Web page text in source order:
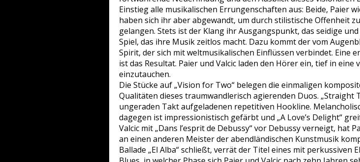
Einstieg alle musikalischen Errungenschaften aus: Beide, Paier
haben sich ihr aber abgewandt, um durch stilistische Offenheit
gelangen. Stets ist der Klang ihr Ausgangspunkt, das seidige
Spiel, das ihre Musik zeitlos macht. Dazu kommt der vom
Spirit, der sich mit weltmusikalischen Einflüssen verbindet. Eine
ist das Resultat. Paier und Valcic laden den Hörer ein, tief in
einzutauchen.
Die Stücke auf „Vision for Two“ belegen die einmaligen
Qualitäten dieses traumwandlerisch agierenden Duos.
ungeraden Takt aufgeladenen repetitiven Hookline.
dagegen ist impressionistisch gefärbt und „A Love’s Delight“
Valcic mit „Dans l’esprit de Debussy“ vor Debussy verneigt, hat
an einen anderen Meister der abendländischen Kunstmusik
Ballade „El Alba“ schließt, verrät der Titel eines mit perkussiven